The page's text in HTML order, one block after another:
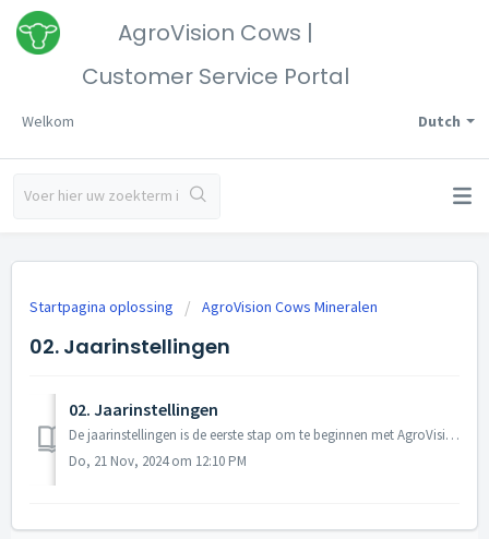
AgroVision Cows |
Customer Service Portal
Dutch
Welkom
Startpagina oplossing AgroVision Cows Mineralen
02. Jaarinstellingen
02. Jaarinstellingen
De jaarinstellingen is de eerste stap om te beginnen met AgroVision Cows Mineralen. Bij deze jaarinstellingen dienen de Bedrijfsinstellingen aangevinkt / aa...
Do, 21 Nov, 2024 om 12:10 PM